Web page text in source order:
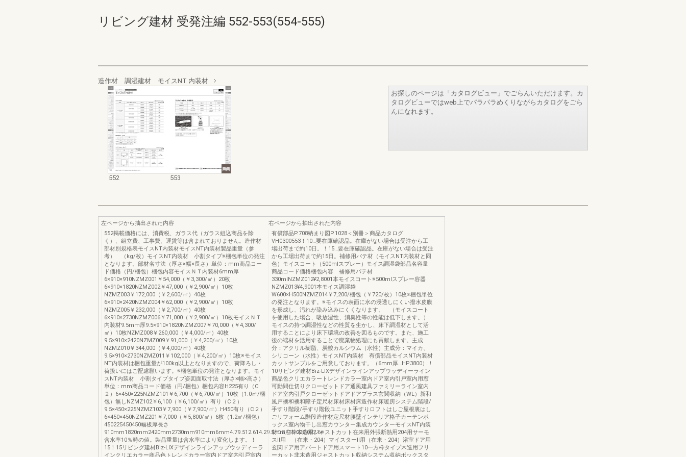
リビング建材 受発注編 552-553(554-555)
造作材 調湿建材 モイスNT 内装材
552 553
お探しのページは「カタログビュー」でごらんいただけます。カ
タログビューではweb上でパラパラめくりながらカタログをごら
んになれます。
左ページから抽出された内容
552掲載価格には、消費税、ガラス代（ガラス組込商品を除
く）、組立費、工事費、運賃等は含まれておりません。造作材
部材別規格表モイスNT内装材モイスNT内装材製品重量（参
考） （kg/枚）モイスNT内装材 小割タイプ※梱包単位の発注
となります。部材名寸法（厚さ×幅×長さ）単位：mm商品コー
ド価格（円/梱包）梱包内容モイスＮＴ内装材6mm厚
6×910×910NZMZ001￥54,000（￥3,300/㎡）20枚
6×910×1820NZMZ002￥47,000（￥2,900/㎡）10枚
NZMZ003￥172,000（￥2,600/㎡）40枚
6×910×2420NZMZ004￥62,000（￥2,900/㎡）10枚
NZMZ005￥232,000（￥2,700/㎡）40枚
6×910×2730NZMZ006￥71,000（￥2,900/㎡）10枚モイスＮＴ
内装材9.5mm厚9.5×910×1820NZMZ007￥70,000（￥4,300/
㎡）10枚NZMZ008￥260,000（￥4,000/㎡）40枚
9.5×910×2420NZMZ009￥91,000（￥4,200/㎡）10枚
NZMZ010￥344,000（￥4,000/㎡）40枚
9.5×910×2730NZMZ011￥102,000（￥4,200/㎡）10枚※モイス
NT内装材は梱包重量が100kg以上となりますので、荷降ろし・
荷扱いにはご配慮願います。※梱包単位の発注となります。モイ
スNT内装材 小割タイプタイプ姿図面取寸法（厚さ×幅×高さ）
単位：mm商品コード価格（円/梱包）梱包内容H225有り（C
２）6×450×225NZMZ101￥6,700（￥6,700/㎡）10枚（1.0㎡/梱
包）無しNZMZ102￥6,100（￥6,100/㎡）有り（C２）
9.5×450×225NZMZ103￥7,900（￥7,900/㎡）H450有り（C２）
6×450×450NZMZ201￥7,000（￥5,800/㎡）6枚（1.2㎡/梱包）
450225450450幅板厚長さ
910mm1820mm2420mm2730mm910mm6mm4.79.512.614.29.5mm−15.020.022.6※
含水率10％時の値。製品重量は含水率により変化します。！
15！15リビング建材Biz-LIXデザインラインアップウッディーラ
インクリエカラー商品色トレンドカラー室内ドア室内引戸室内
右ページから抽出された内容
有償部品P.708納まり図P.1028＜別冊＞商品カタログ
VH0300553！10…要在庫確認品。在庫がない場合は受注から工
場出荷まで約10日。！15…要在庫確認品。在庫がない場合は受注
から工場出荷まで約15日。補修用パテ材（モイスNT内装材と同
色）モイスコート（500mlスプレー）モイス調湿袋部品名容量
商品コード価格梱包内容 補修用パテ材
330mlNZMZ012¥2,8001本モイスコート※500mlスプレー容器
NZMZ013¥4,9001本モイス調湿袋
W600×H500NZMZ014￥7,200/梱包（￥720/枚）10枚※梱包単位
の発注となります。※モイスの表面に水の浸透しにくい撥水皮膜
を形成し、汚れが染み込みにくくなります。 （モイスコート
を使用した場合、吸放湿性、消臭性等の性能は低下します。）
モイスの持つ調湿性などの性質を生かし、床下調湿材として活
用することにより床下環境の改善を図るものです。また、施工
後の端材を活用することで廃棄物処理にも貢献します。主成
分：アクリル樹脂、炭酸カルシウム（水性）主成分：マイカ、
シリコーン（水性）モイスNT内装材 有償部品モイスNT内装材
カットサンプルをご用意しております。（6mm厚…HP3800）！
10リビング建材Biz-LIXデザインラインアップウッディーライン
商品色クリエカラートレンドカラー室内ドア室内引戸室内用窓
可動間仕切りクローゼットドア通風建具ファミリーライン室内
ドア室内引戸クローゼットドアドアプラス玄関収納（WL）新和
風戸襖和襖和障子定尺材床材床材床造作材床暖房システム階段/
手すり階段/手すり階段ユニット手すりロフトはしご屋根裏はし
ごリフォーム階段造作材定尺材腰壁インテリア格子カーテンボ
ックス室内物干し出窓カウンター集成カウンターモイスNT内装
材DS窓枠木造用ジャストカット在来用外張断熱用204用サーモ
スⅡ用 （在来・204）マイスターⅡ用（在来・204）浴室ドア用
玄関ドア用アパートドア用スマート10一方枠タイプ木造用フリ
ーカット非木造用ジャストカット収納システム収納ボックスタ